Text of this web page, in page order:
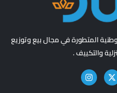
المتطورة في مجال بيع وتوزيع
والتكييف .